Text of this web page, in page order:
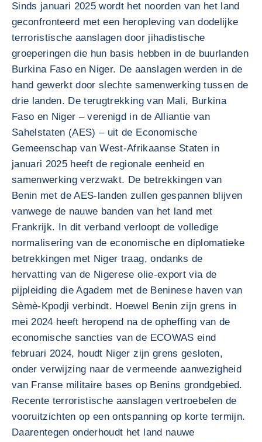
Sinds januari 2025 wordt het noorden van het land
geconfronteerd met een heropleving van dodelijke
terroristische aanslagen door jihadistische
groeperingen die hun basis hebben in de buurlanden
Burkina Faso en Niger. De aanslagen werden in de
hand gewerkt door slechte samenwerking tussen de
drie landen. De terugtrekking van Mali, Burkina
Faso en Niger – verenigd in de Alliantie van
Sahelstaten (AES) – uit de Economische
Gemeenschap van West-Afrikaanse Staten in
januari 2025 heeft de regionale eenheid en
samenwerking verzwakt. De betrekkingen van
Benin met de AES-landen zullen gespannen blijven
vanwege de nauwe banden van het land met
Frankrijk. In dit verband verloopt de volledige
normalisering van de economische en diplomatieke
betrekkingen met Niger traag, ondanks de
hervatting van de Nigerese olie-export via de
pijpleiding die Agadem met de Beninese haven van
Sèmè-Kpodji verbindt. Hoewel Benin zijn grens in
mei 2024 heeft heropend na de opheffing van de
economische sancties van de ECOWAS eind
februari 2024, houdt Niger zijn grens gesloten,
onder verwijzing naar de vermeende aanwezigheid
van Franse militaire bases op Benins grondgebied.
Recente terroristische aanslagen vertroebelen de
vooruitzichten op een ontspanning op korte termijn.
Daarentegen onderhoudt het land nauwe